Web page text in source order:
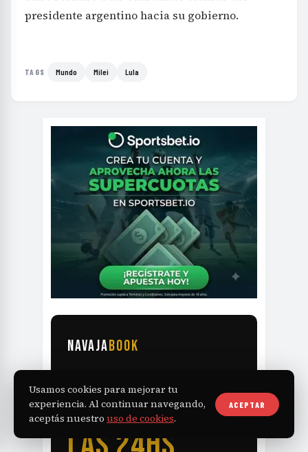
presidente argentino hacia su gobierno.
TAGS Mundo Milei Lula
NAVAJABOOK
TU BARBERÍA
RECIBE TURNOS
Usamos cookies para mejorar tu
experiencia. Al continuar navegando,
aceptás nuestro uso de cookies.
ACEPTAR